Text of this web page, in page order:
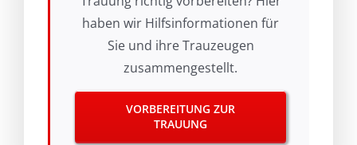
haben wir Hilfsinformationen für
Sie und ihre Trauzeugen
zusammengestellt.
VORBEREITUNG ZUR
TRAUUNG